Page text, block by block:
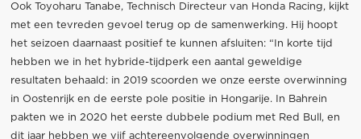
Ook Toyoharu Tanabe, Technisch Directeur van Honda Racing, kijkt
met een tevreden gevoel terug op de samenwerking. Hij hoopt
het seizoen daarnaast positief te kunnen afsluiten: “In korte tijd
hebben we in het hybride-tijdperk een aantal geweldige
resultaten behaald: in 2019 scoorden we onze eerste overwinning
in Oostenrijk en de eerste pole positie in Hongarije. In Bahrein
pakten we in 2020 het eerste dubbele podium met Red Bull, en
dit jaar hebben we vijf achtereenvolgende overwinningen